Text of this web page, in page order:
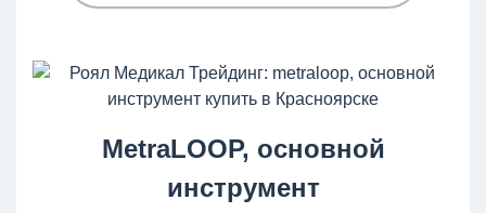
MetraLOOP, основной
инструмент